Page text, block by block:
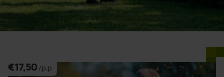
€17,50/p.p